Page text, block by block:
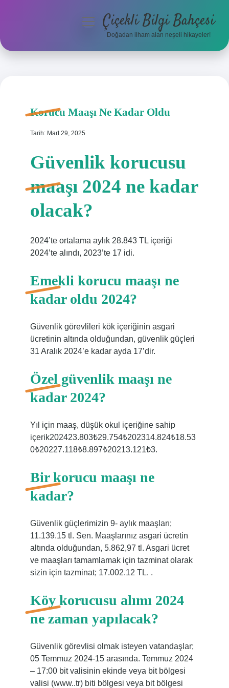
Anasayfa
menüyüÇiçekli Bilgi Bahçesi
Doğadan ilham alan neşeli hikayeler!
Korucu Maaşı Ne Kadar Oldu
Tarih: Mart 29, 2025
Güvenlik korucusu
maaşı 2024 ne kadar
olacak?
2024’te ortalama aylık 28.843 TL içeriği
2024’te alındı, 2023’te 17 idi.
Emekli korucu maaşı ne
kadar oldu 2024?
Güvenlik görevlileri kök içeriğinin asgari
ücretinin altında olduğundan, güvenlik güçleri
31 Aralık 2024’e kadar ayda 17’dir.
Özel güvenlik maaşı ne
kadar 2024?
Yıl için maaş, düşük okul içeriğine sahip
içerik202423.803₺29.754₺202314.824₺18.53
0₺20227.118₺8.897₺20213.121₺3.
Bir korucu maaşı ne
kadar?
Güvenlik güçlerimizin 9- aylık maaşları;
11.139.15 tl. Sen. Maaşlarınız asgari ücretin
altında olduğundan, 5.862,97 tl. Asgari ücret
ve maaşları tamamlamak için tazminat olarak
sizin için tazminat; 17.002.12 TL. .
Köy korucusu alımı 2024
ne zaman yapılacak?
Güvenlik görevlisi olmak isteyen vatandaşlar;
05 Temmuz 2024-15 arasında. Temmuz 2024
– 17:00 bit valisinin ekinde veya bit bölgesi
valisi (www..tr) biti bölgesi veya bit bölgesi